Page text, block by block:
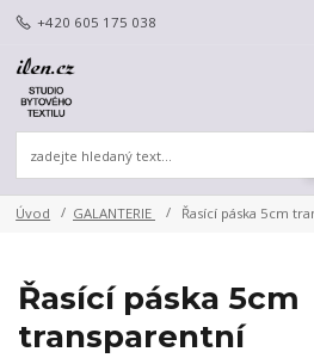
+420 605 175 038
Úvod GALANTERIE Řasící páska 5cm
Řasící páska 5cm
transparentní